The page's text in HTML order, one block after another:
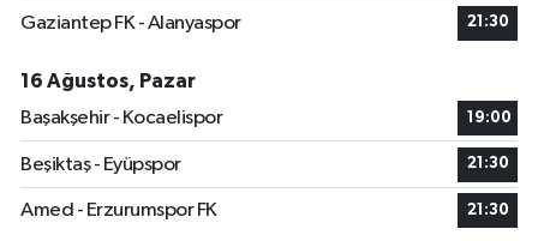
Gaziantep FK - Alanyaspor 21:30
16 Ağustos, Pazar
Başakşehir - Kocaelispor
19:00
Beşiktaş - Eyüpspor 21:30
Amed - Erzurumspor FK 21:30